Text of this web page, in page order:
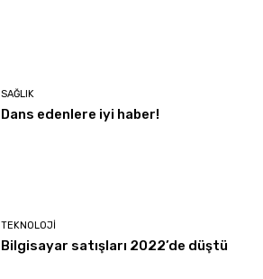
SAĞLIK
Dans edenlere iyi haber!
TEKNOLOJI
Bilgisayar satışları 2022’de düştü